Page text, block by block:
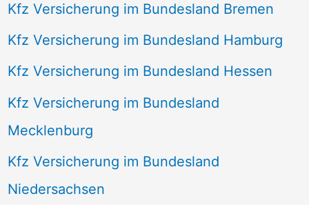
Kfz Versicherung im Bundesland Bremen
Kfz Versicherung im Bundesland Hamburg
Kfz Versicherung im Bundesland Hessen
Kfz Versicherung im Bundesland
Mecklenburg
Kfz Versicherung im Bundesland
Niedersachsen